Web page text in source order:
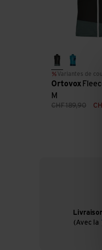
dark arctic
Variantes de
Ortovox
M
CHF189,90
(Avec la